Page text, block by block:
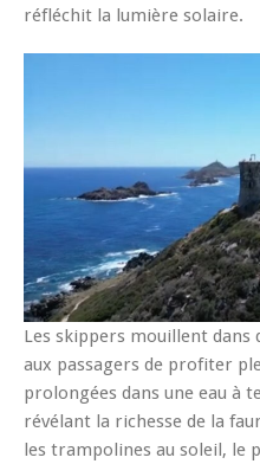
réfléchit la lumière solaire.
Les skippers mouillent
aux passagers de profiter
prolongées dans une eau à
révélant la richesse de la
les trampolines au soleil, le